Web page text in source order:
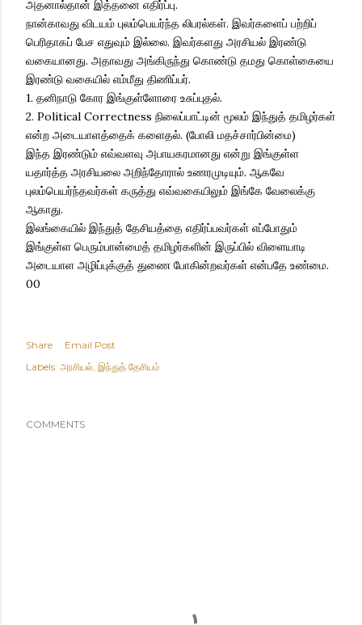
அதனால்தான் இத்தனை எதிர்ப்பு.
நான்காவது விடயம் புலம்பெயர்ந்த லிபரல்கள். இவர்களைப் பற்றிப்
பெரிதாகப் பேச எதுவும் இல்லை. இவர்களது அரசியல் இரண்டு
வகையானது. அதாவது அங்கிருந்து கொண்டு தமது கொள்கையை
இரண்டு வகையில் எம்மீது திணிப்பர்.
1. தனிநாடு கோர இங்குள்ளோரை உசுப்புதல்.
2. Political Correctness நிலைப்பாட்டின் மூலம் இந்துத் தமிழர்கள்
என்ற அடையாளத்தைக் களைதல். (போலி மதச்சார்பின்மை)
இந்த இரண்டும் எவ்வளவு அபாயகரமானது என்று இங்குள்ள
யதார்த்த அரசியலை அறிந்தோரால் உணரமுடியும். ஆகவே
புலம்பெயர்ந்தவர்கள் கருத்து எவ்வகையிலும் இங்கே வேலைக்கு
ஆகாது.
இலங்கையில் இந்துத் தேசியத்தை எதிர்ப்பவர்கள் எப்போதும்
இங்குள்ள பெரும்பான்மைத் தமிழர்களின் இருப்பில் விளையாடி
அடையாள அழிப்புக்குத் துணை போகின்றவர்கள் என்பதே உண்மை.
00
Share
Email Post
Labels: அரசியல் இந்துத் தேசியம்
COMMENTS